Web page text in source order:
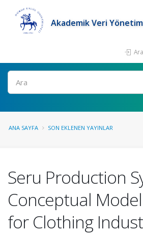
Akademik Veri
Ara
ANA SAYFA SON EKLENEN YAYINLAR
Seru Production
Conceptual
for Clothing